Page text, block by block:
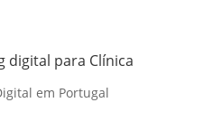
digital para Clínica
em Portugal